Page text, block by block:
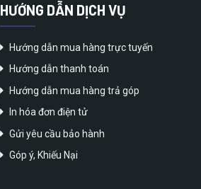
HƯỚNG DẪN DỊCH VỤ
Hướng dẫn mua hàng trực tuyến
Hướng dẫn thanh toán
Hướng dẫn mua hàng trả góp
In hóa đơn điện tử
Gửi yêu cầu bảo hành
Góp ý, Khiếu Nại